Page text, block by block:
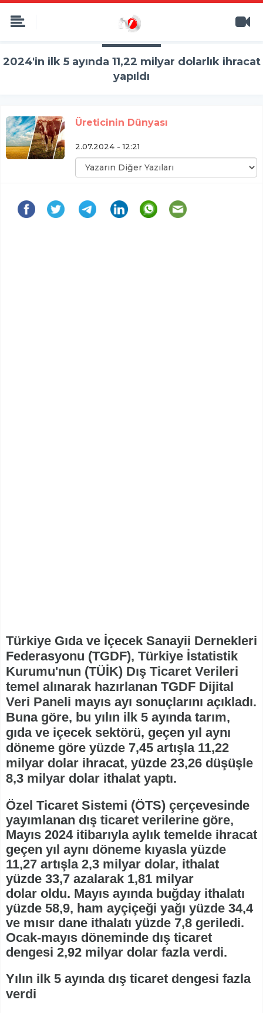
2024'in ilk 5 ayında 11,22 milyar dolarlık ihracat
yapıldı
Üreticinin Dünyası
2.07.2024 - 12:21
Türkiye Gıda ve İçecek Sanayii Dernekleri
Federasyonu (TGDF), Türkiye İstatistik
Kurumu'nun (TÜİK) Dış Ticaret Verileri
temel alınarak hazırlanan TGDF Dijital
Veri Paneli mayıs ayı sonuçlarını açıkladı.
Buna göre, bu yılın ilk 5 ayında tarım,
gıda ve içecek sektörü, geçen yıl aynı
döneme göre yüzde 7,45 artışla 11,22
milyar dolar ihracat, yüzde 23,26 düşüşle
8,3 milyar dolar ithalat yaptı.
Özel Ticaret Sistemi (ÖTS) çerçevesinde
yayımlanan dış ticaret verilerine göre,
Mayıs 2024 itibarıyla aylık temelde ihracat
geçen yıl aynı döneme kıyasla yüzde
11,27 artışla 2,3 milyar dolar, ithalat
yüzde 33,7 azalarak 1,81 milyar
dolar oldu. Mayıs ayında buğday ithalatı
yüzde 58,9, ham ayçiçeği yağı yüzde 34,4
ve mısır dane ithalatı yüzde 7,8 geriledi.
Ocak-mayıs döneminde dış ticaret
dengesi 2,92 milyar dolar fazla verdi.
Yılın ilk 5 ayında dış ticaret dengesi fazla
verdi